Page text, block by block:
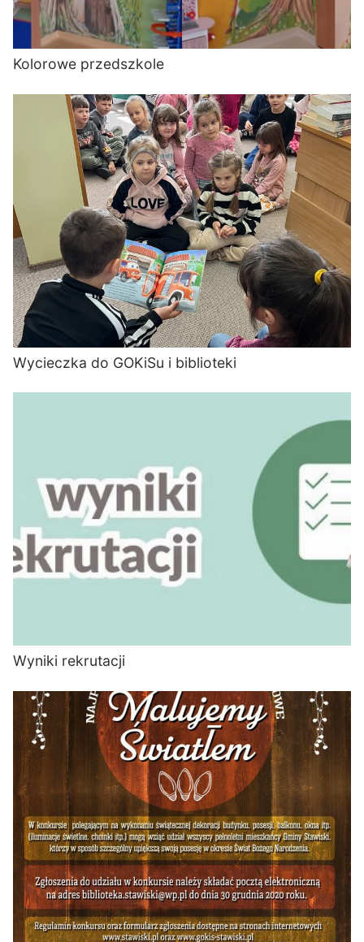
Kolorowe przedszkole
Wycieczka do GOKiSu i biblioteki
Wyniki rekrutacji